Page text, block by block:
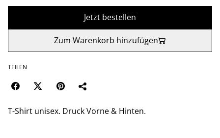
Jetzt bestellen
Zum Warenkorb hinzufügen
TEILEN
T-Shirt unisex. Druck Vorne & Hinten.